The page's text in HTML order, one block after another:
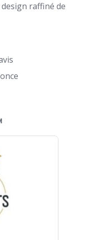
raffiné de